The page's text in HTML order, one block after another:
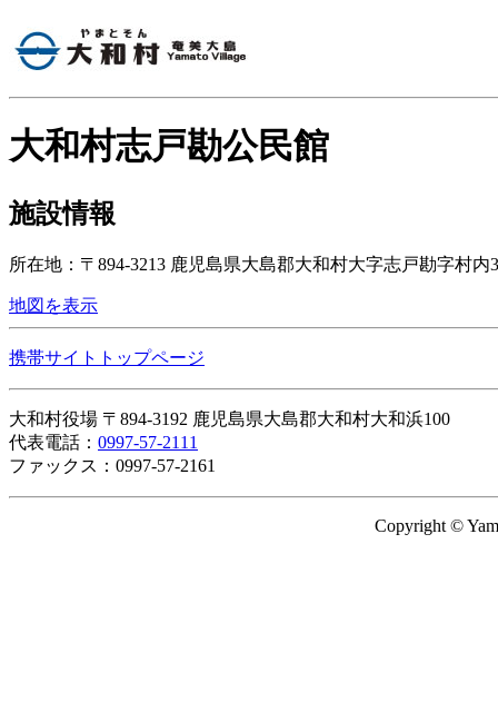
大和村志戸勘公民館
施設情報
所在地：〒894-3213 鹿児島県大島郡大和村大字志戸勘字村内
地図を表示
携帯サイトトップページ
大和村役場 〒894-3192 鹿児島県大島郡大和村大和浜100
代表電話： 0997-57-2111
ファックス：0997-57-2161
Copyright ©